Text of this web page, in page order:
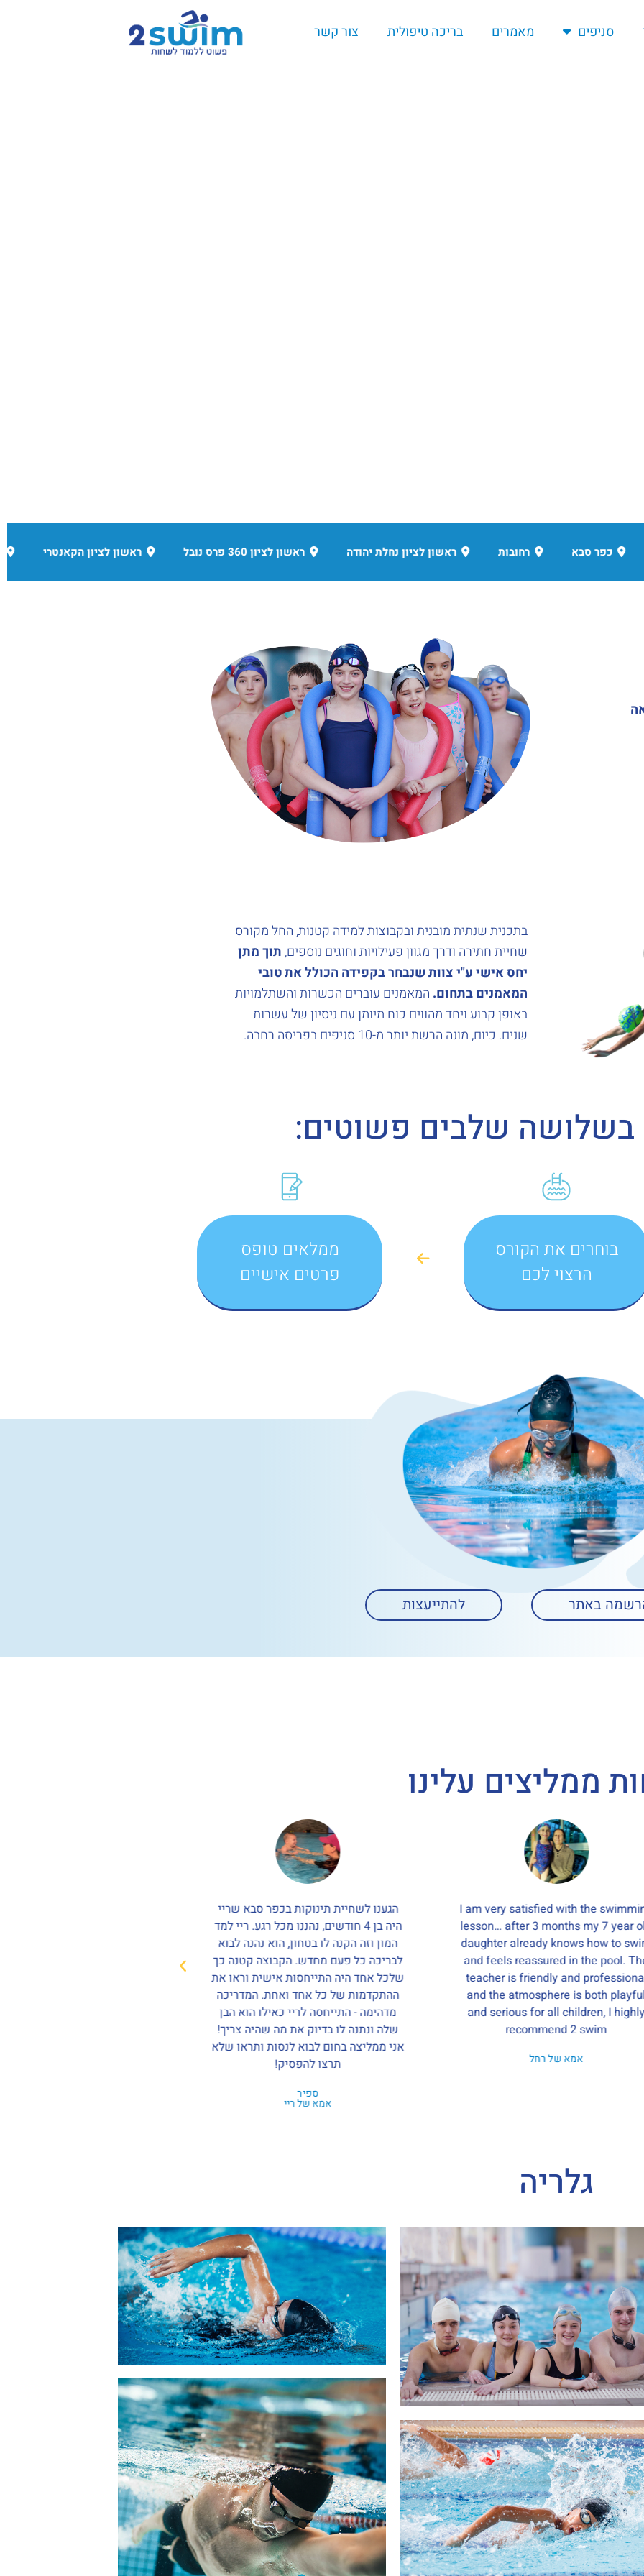
סניפים מאמרים בריכה טיפולית צור קשר
קאנטרי סביון חדרה ראשון לציון הקאנטרי ראשון לציון 360 פרס נובל לציון נחלת יהודה
בתכנית שנתית מובנית ובקבוצות למידה קטנות, החל מקורס
שחיית חתירה ודרך מגוון פעילויות וחוגים נוספים,תוך מתן
יחס אישי ע"י צוות שנבחר בקפידה הכולל את טובי
המאמנים בתחום. המאמנים עוברים הכשרות והשתלמויות
באופן קבוע ויחד מהווים כוח מיומן עם ניסיון של עשרות
שנים. כיום, מונה הרשת יותר מ-10 סניפים בפריסה רחבה.
בשלושה שלבים פשוטים:
בוחרים את הקורס
הרצוי לכם
ממלאים טופס
פרטים אישיים
באתר להתייעצות
ממליצים עלינו
I am very satisfied with the
lesson… after 3 months my 7 year
daughter already knows how to
and feels reassured in the pool.
teacher is friendly and
and the atmosphere is both
and serious for all children, I
recommend 2 swim
אמא של רחל
הגענו לשחיית תינוקות בכפר סבא שריי
היה בן 4 חודשים, נהננו מכל רגע. ריי למד
המון וזה הקנה לו בטחון, הוא נהנה לבוא
לבריכה כל פעם מחדש. הקבוצה קטנה כך
שלכל אחד היה התייחסות אישית וראו את
ההתקדמות של כל אחד ואחת. המדריכה
מדהימה - התייחסה לריי כאילו הוא הבן
שלה ונתנה לו בדיוק את מה שהיה צריך!
אני ממליצה בחום לבוא לנסות ותראו שלא
תרצו להפסיק!
ספיר
אמא של ריי
גלריה
Image #1